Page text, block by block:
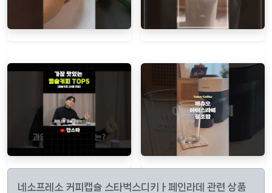
네소프레소 커피캡슐 스타벅스디키ㅏ페인라데 관련 상품